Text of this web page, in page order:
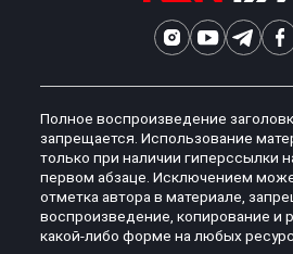
Полное воспроизведение
запрещается. Использование
только при наличии гиперссылки
первом абзаце. Исключением
отметка автора в материале,
воспроизведение, копирование и
какой-либо форме на любых